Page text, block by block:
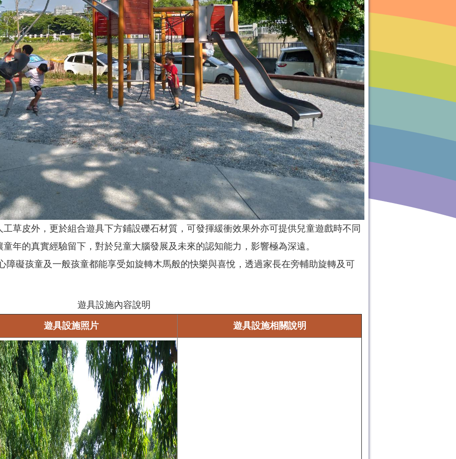
草皮外，更於組合遊具下方鋪設礫石材質，可發揮緩衝效果外亦可提供兒童遊戲時不同
年的真實經驗留下，對於兒童大腦發展及未來的認知能力，影響極為深遠。
障礙孩童及一般孩童都能享受如旋轉木馬般的快樂與喜悅，透過家長在旁輔助旋轉及可
遊具設施內容說明
遊具設施照片 遊具設施相關說明